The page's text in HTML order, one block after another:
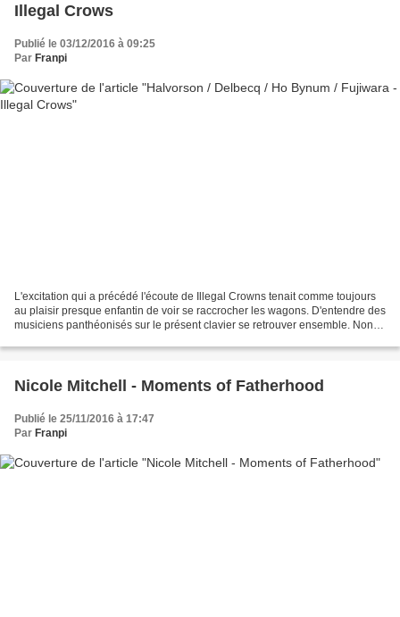
Illegal Crows
Publié le 03/12/2016 à 09:25
Par Franpi
L'excitation qui a précédé l'écoute de Illegal Crowns tenait comme toujours
au plaisir presque enfantin de voir se raccrocher les wagons. D'entendre des
musiciens panthéonisés sur le présent clavier se retrouver ensemble. Non
Nicole Mitchell - Moments of Fatherhood
Publié le 25/11/2016 à 17:47
Par Franpi